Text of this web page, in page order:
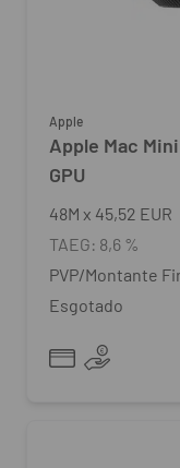
Apple
Apple Mac
GPU
48M x 45,52 EUR
TAEG: 8,6 %
PVP/Montante
Esgotado